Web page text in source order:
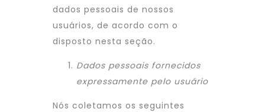
dados pessoais de nossos
usuários, de acordo com o
disposto nesta seção.
Dados pessoais fornecidos
expressamente pelo usuário
Nós coletamos os seguintes